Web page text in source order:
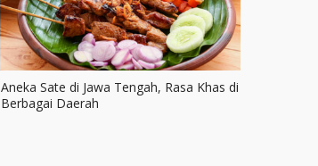
Aneka Sate di Jawa Tengah, Rasa Khas di
Berbagai Daerah